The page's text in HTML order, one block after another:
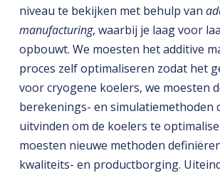
niveau te bekijken met behulp van
manufacturing, waarbij je laag voor
opbouwt. We moesten het additive
proces zelf optimaliseren zodat het
voor cryogene koelers, we moesten
berekenings- en simulatiemethoden
uitvinden om de koelers te
moesten nieuwe methoden
kwaliteits- en productborging.